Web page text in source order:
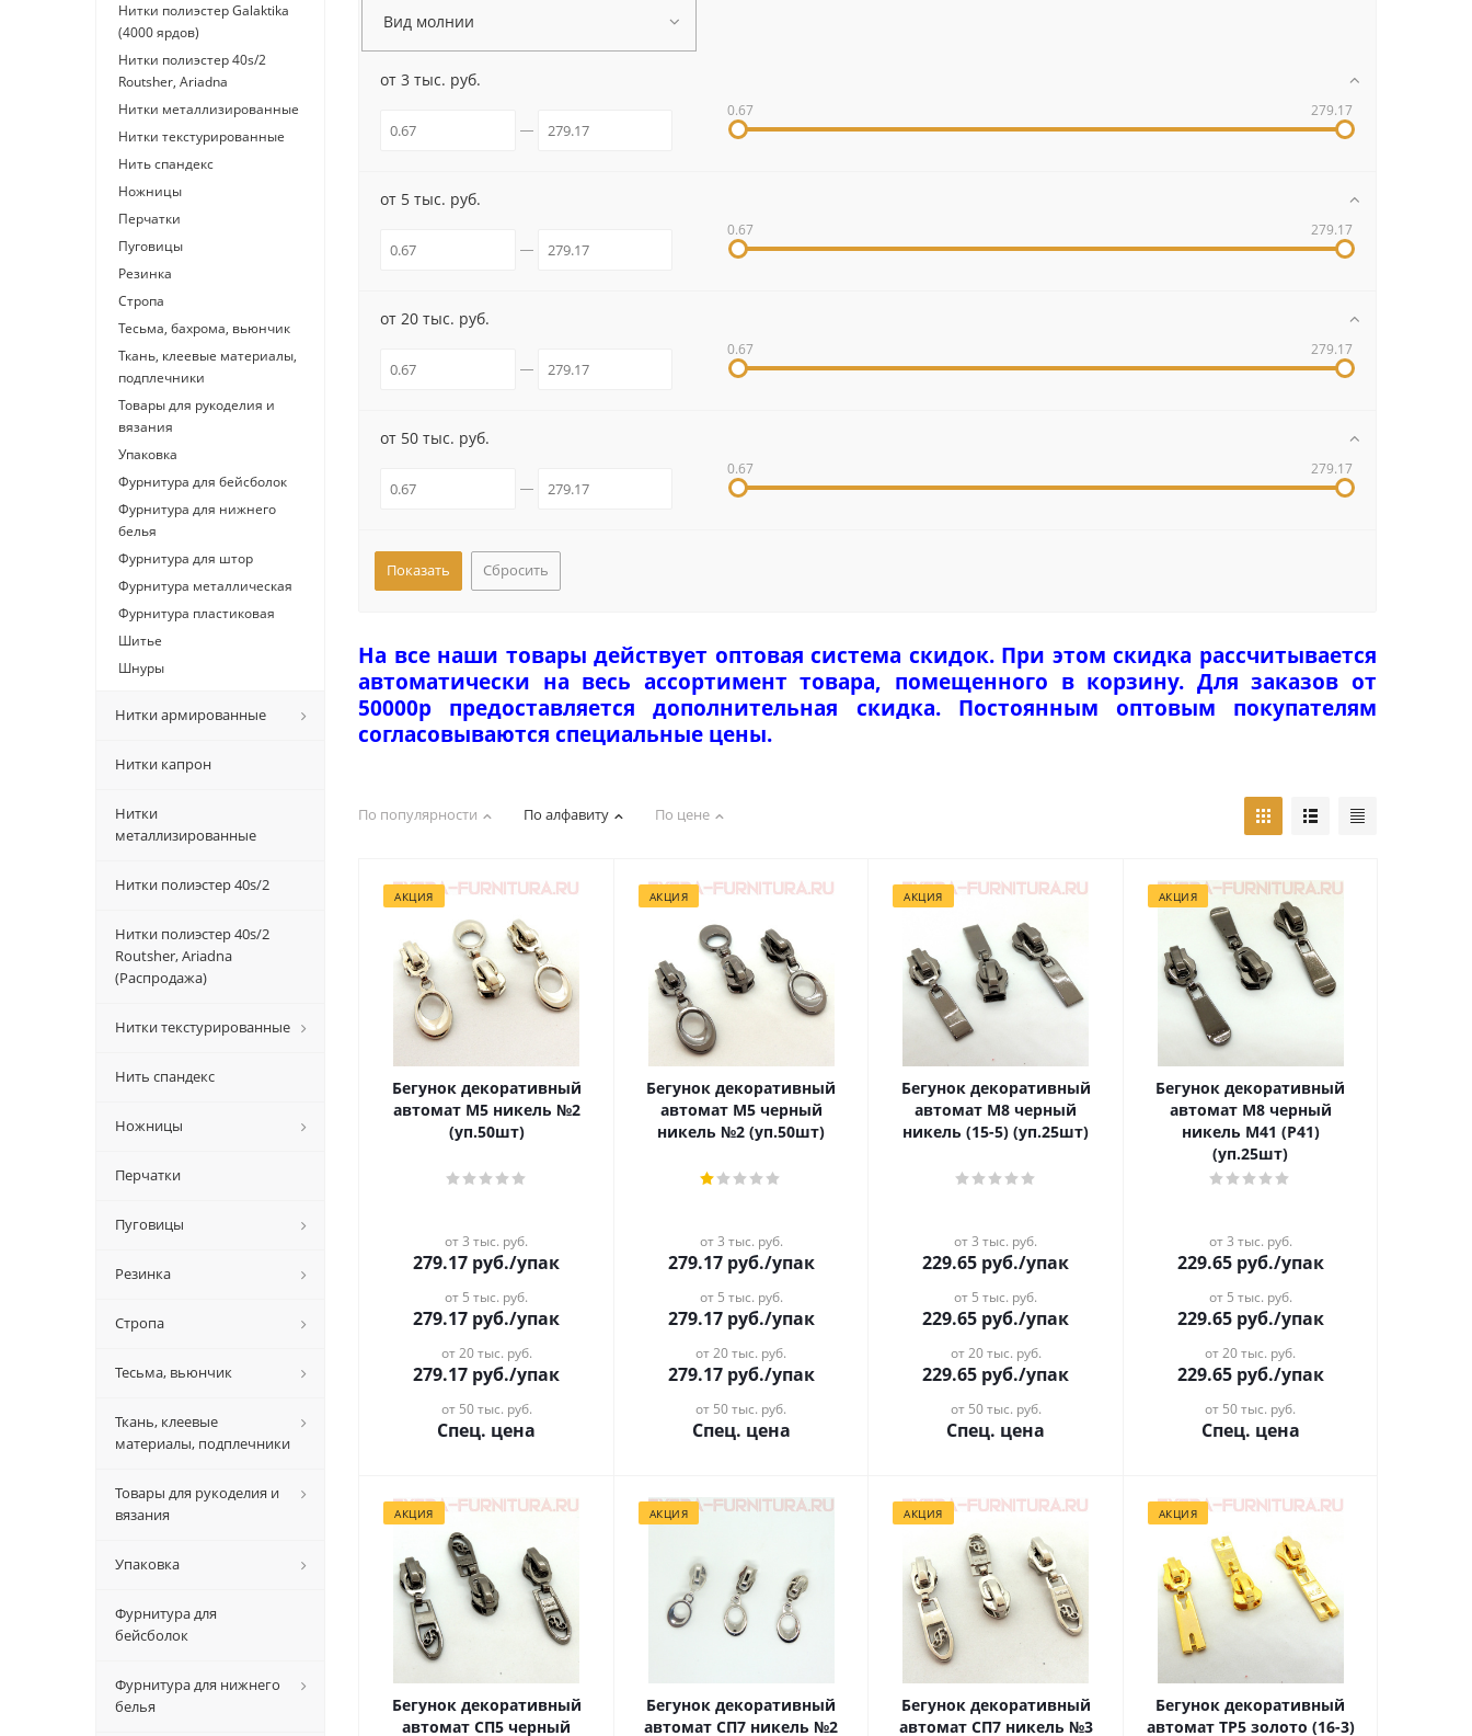
Вид молнии
от 3 тыс. руб.
0.67 279.17
от 5 тыс. руб.
0.67 279.17
от 20 тыс. руб.
0.67 279.17
от 50 тыс. руб.
0.67 279.17
Сбросить
На все наши товары действует оптовая система скидок. При этом скидка рассчитывается
автоматически на весь ассортимент товара, помещенного в корзину. Для заказов от
50000р предоставляется дополнительная скидка. Постоянным оптовым покупателям
согласовываются специальные цены.
По популярности По алфавиту По цене
АКЦИЯ
Бегунок декоративный
автомат М5 никель №2
(уп.50шт)
от 3 тыс. руб.
279.17 руб./упак
от 5 тыс. руб.
279.17 руб./упак
от 20 тыс. руб.
279.17 руб./упак
от 50 тыс. руб.
Спец. цена
АКЦИЯ
Бегунок декоративный
автомат М5 черный
никель №2 (уп.50шт)
от 3 тыс. руб.
279.17руб./упак
от 5 тыс. руб.
279.17руб./упак
от 20 тыс. руб.
279.17руб./упак
от 50 тыс. руб.
Спец. цена
АКЦИЯ
Бегунок декоративный
автомат М8 черный
никель (15-5) (уп.25шт)
от 3 тыс. руб.
229.65 руб./упак
от 5 тыс. руб.
229.65 руб./упак
от 20 тыс. руб.
229.65 руб./упак
от 50 тыс. руб.
Спец. цена
АКЦИЯ
Бегунок декоративный
автомат М8 черный
никель М41 (Р41)
(уп.25шт)
от 3 тыс. руб.
229.65руб./упак
от 5 тыс. руб.
229.65руб./упак
от 20 тыс. руб.
229.65руб./упак
от 50 тыс. руб.
Спец. цена
АКЦИЯ
Бегунок декоративный
автомат СП5 черный
АКЦИЯ
Бегунок декоративный
автомат СП7 никель №2
АКЦИЯ
Бегунок декоративный
автомат СП7 никель №3
АКЦИЯ
Бегунок декоративный
автомат ТР5 золото (16-3)
Нитки полиэстер Galaktika
(4000 ярдов)
Нитки полиэстер 40s/2
Routsher, Ariadna
Нитки металлизированные
Нитки текстурированные
Нить спандекс
Ножницы
Перчатки
Пуговицы
Резинка
Стропа
Тесьма, бахрома, вьюнчик
Ткань, клеевые материалы,
подплечники
Товары для рукоделия и
вязания
Упаковка
Фурнитура для бейсболок
Фурнитура для нижнего
белья
Фурнитура для штор
Фурнитура металлическая
Фурнитура пластиковая
Шитье
Шнуры
Нитки армированные
Нитки капрон
Нитки
металлизированные
Нитки полиэстер 40s/2
Нитки полиэстер 40s/2
Routsher, Ariadna
(Распродажа)
Нитки текстурированные
Нить спандекс
Ножницы
Перчатки
Пуговицы
Резинка
Стропа
Тесьма, вьюнчик
Ткань, клеевые
материалы, подплечники
Товары для рукоделия и
вязания
Упаковка
Фурнитура для
бейсболок
Фурнитура для нижнего
белья